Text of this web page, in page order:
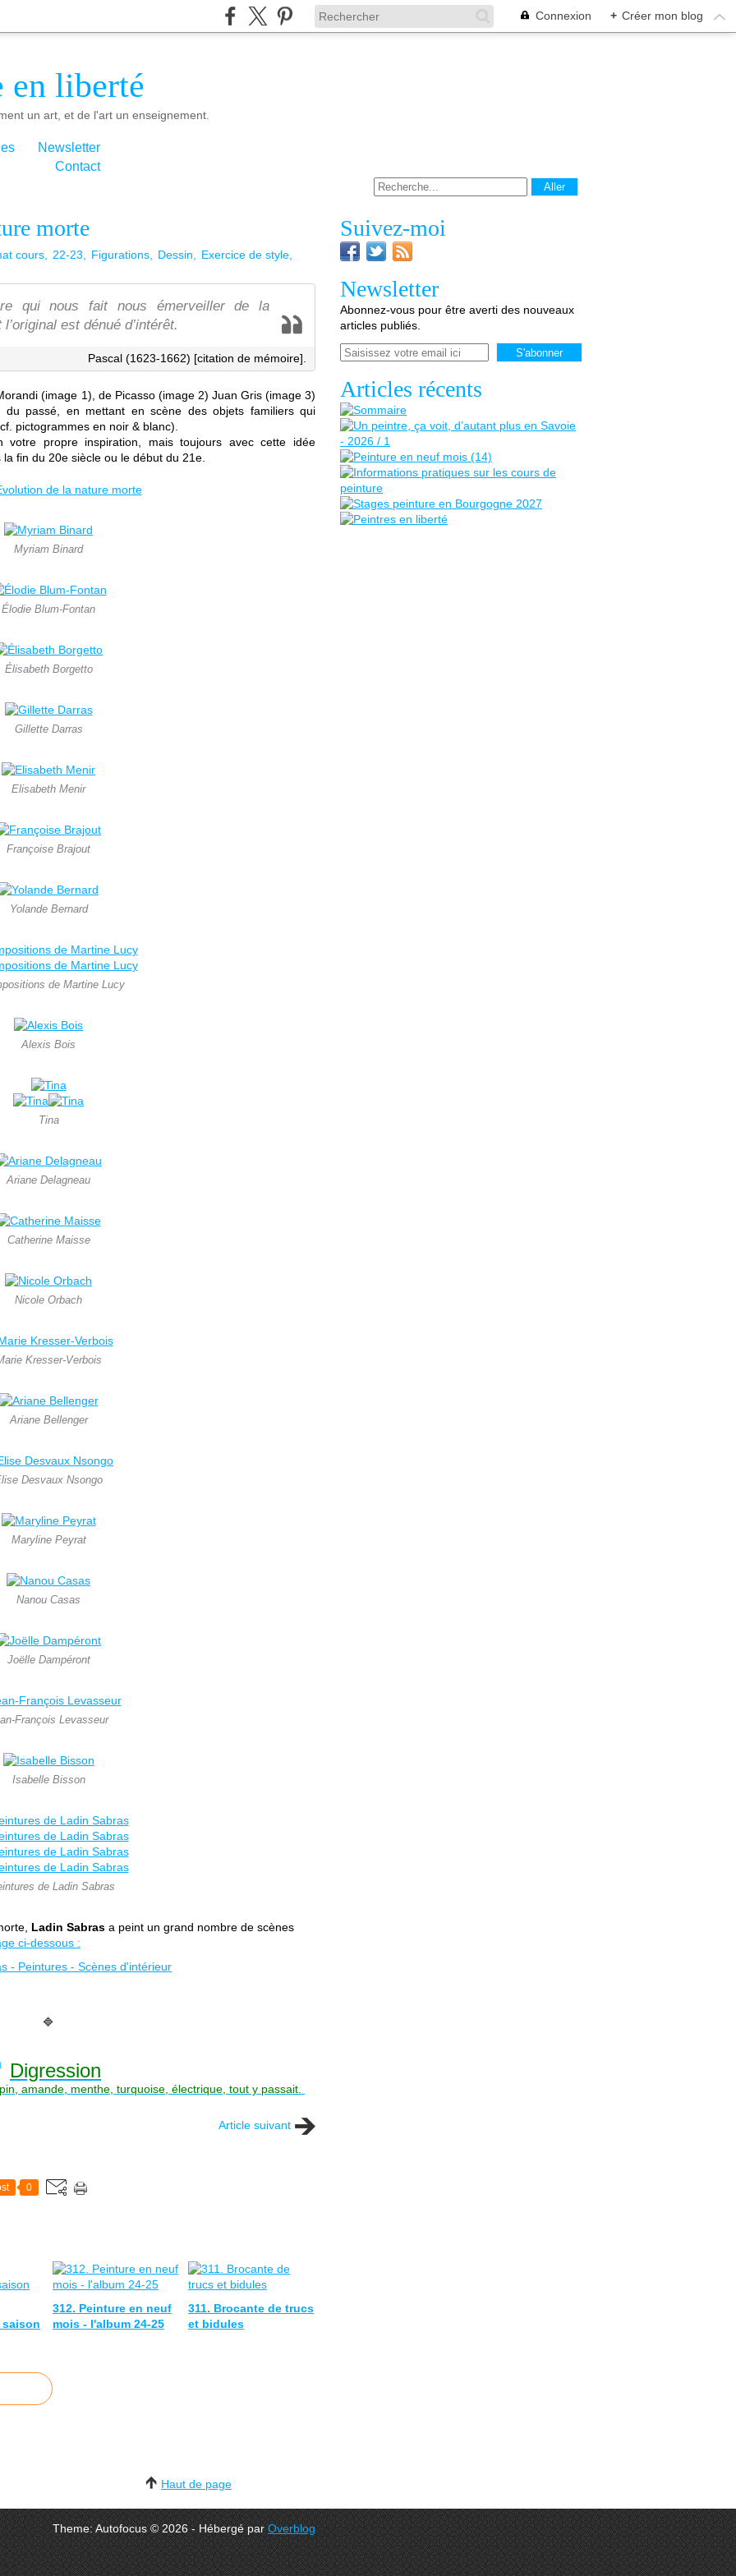
Connexion + Créer mon blog
en liberté
un art, et de l'art un enseignement.
Newsletter
Contact
morte
cours 22-23 Figurations Dessin Exercice de style
qui nous fait nous émerveiller de la
est dénué d’intérêt.
Pascal (1623-1662) [citation de mémoire].
(image 1), de Picasso (image 2) Juan Gris (image 3)
passé, en mettant en scène des objets familiers qui
pictogrammes en noir & blanc).
votre propre inspiration, mais toujours avec cette idée
fin du 20e siècle ou le début du 21e.
Myriam Binard
Élodie Blum-Fontan
Élisabeth Borgetto
Gillette Darras
Elisabeth Menir
Françoise Brajout
Yolande Bernard
de Martine Lucy
Alexis Bois
Tina
Ariane Delagneau
Catherine Maisse
Nicole Orbach
Kresser-Verbois
Ariane Bellenger
Desvaux Nsongo
Maryline Peyrat
Nanou Casas
Joëlle Dampéront
François Levasseur
Isabelle Bisson
de Ladin Sabras
Ladin Sabras a peint un grand nombre de scènes
ci-dessous :
🔷
Digression
amande, menthe, turquoise, électrique, tout y passait.
Article suivant
0
312. Peinture en neuf
mois - l'album 24-25
311. Brocante de trucs
et bidules
Suivez-moi
Newsletter
Abonnez-vous pour être averti des nouveaux
articles publiés.
Email
Articles récents
Haut de page
Theme: Autofocus © 2026 - Hébergé parOverblog